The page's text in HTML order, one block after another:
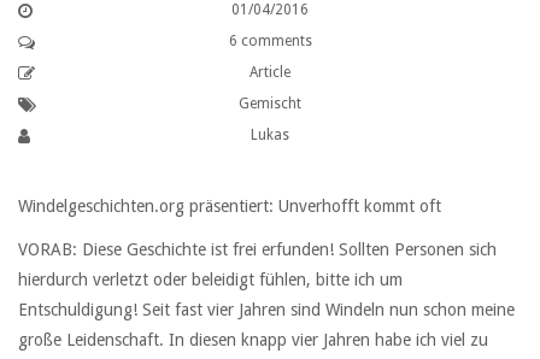
01/04/2016
6 comments
Article
Gemischt
Lukas
Windelgeschichten.org präsentiert: Unverhofft kommt oft
VORAB: Diese Geschichte ist frei erfunden! Sollten Personen sich
hierdurch verletzt oder beleidigt fühlen, bitte ich um
Entschuldigung! Seit fast vier Jahren sind Windeln nun schon meine
große Leidenschaft. In diesen knapp vier Jahren habe ich viel zu